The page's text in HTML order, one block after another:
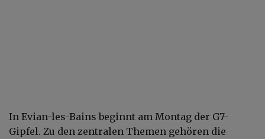
In Evian-les-Bains beginnt am Montag der G7-
Gipfel. Zu den zentralen Themen gehören die